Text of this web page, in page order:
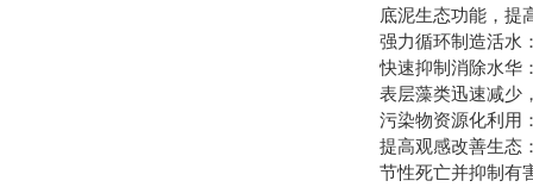
底泥生态功能，提
强力循环制造活水
快速抑制消除水华
表层藻类迅速减少
污染物资源化利用
提高观感改善生态
节性死亡并抑制有